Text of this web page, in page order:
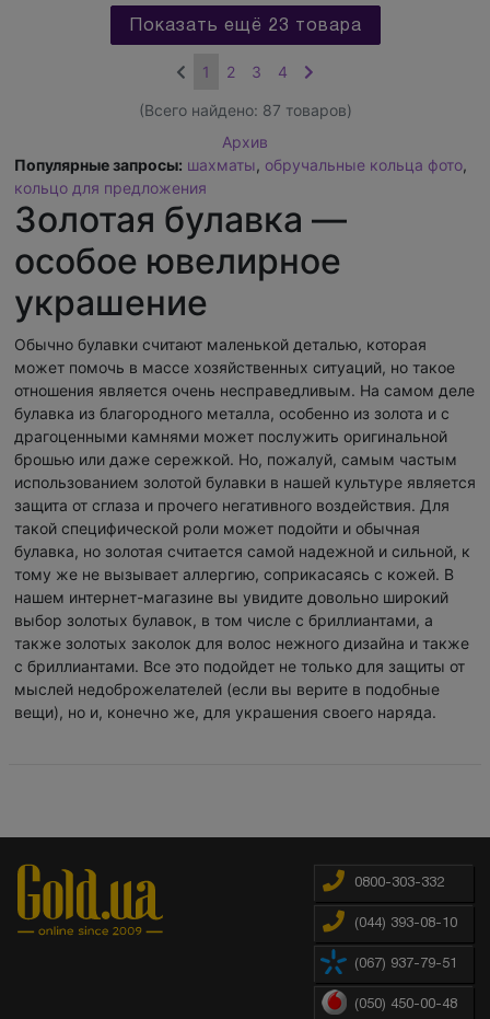
Показать ещё 23 товара
1 2 3 4
(Всего найдено: 87 товаров)
Архив
Популярные запросы: шахматы, обручальные кольца фото,
кольцо для предложения
Золотая булавка —
особое ювелирное
украшение
Обычно булавки считают маленькой деталью, которая
может помочь в массе хозяйственных ситуаций, но такое
отношения является очень несправедливым. На самом деле
булавка из благородного металла, особенно из золота и с
драгоценными камнями может послужить оригинальной
брошью или даже сережкой. Но, пожалуй, самым частым
использованием золотой булавки в нашей культуре является
защита от сглаза и прочего негативного воздействия. Для
такой специфической роли может подойти и обычная
булавка, но золотая считается самой надежной и сильной, к
тому же не вызывает аллергию, соприкасаясь с кожей. В
нашем интернет-магазине вы увидите довольно широкий
выбор золотых булавок, в том числе с бриллиантами, а
также золотых заколок для волос нежного дизайна и также
с бриллиантами. Все это подойдет не только для защиты от
мыслей недоброжелателей (если вы верите в подобные
вещи), но и, конечно же, для украшения своего наряда.
0800-303-332
(044) 393-08-10
(067) 937-79-51
(050) 450-00-48